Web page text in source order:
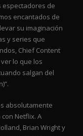
espectadores de
encantados de
su imaginación
y series que
Chief Content
lo que los
salgan del
absolutamente
Netflix. A
Brian Wright y